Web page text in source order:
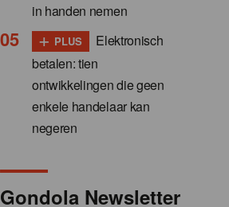
in handen nemen
+ PLUS
Elektronisch
betalen: tien
ontwikkelingen die geen
enkele handelaar kan
negeren
Gondola Newsletter